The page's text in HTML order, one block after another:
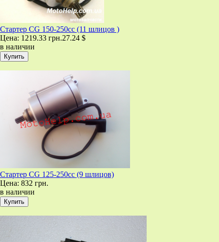
Стартер CG 150-250cc (11 шлицов )
Цена: 1219.33 грн.27.24 $
в наличии
Стартер CG 125-250cc (9 шлицов)
Цена: 832 грн.
в наличии